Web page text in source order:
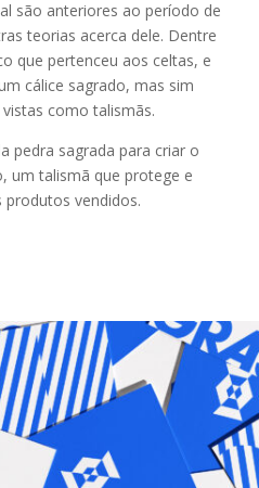
são anteriores ao período de
teorias acerca dele. Dentre
que pertenceu aos celtas, e
cálice sagrado, mas sim
como talismãs.
pedra sagrada para criar o
um talismã que protege e
produtos vendidos.